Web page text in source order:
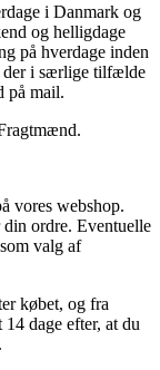
i Danmark og
og helligdage
på hverdage inden
der i særlige tilfælde
på mail.
vores webshop.
din ordre. Eventuelle
valg af
købet, og fra
dage efter, at du